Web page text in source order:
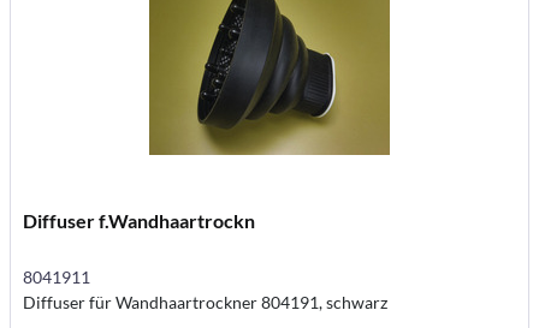
Diffuser f.Wandhaartrockn
8041911
Diffuser für Wandhaartrockner 804191, schwarz